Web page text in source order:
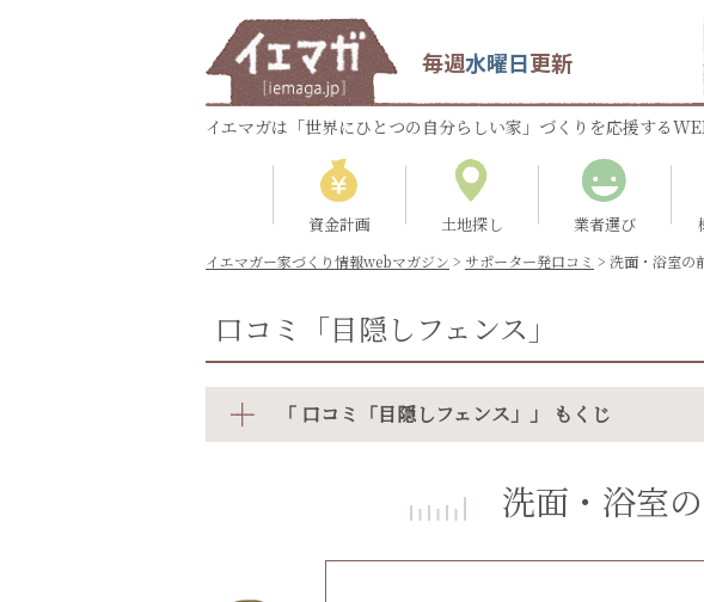
毎週水曜日更新
イエマガは「世界にひとつの自分らしい家」づくりを応援する
資金計画 土地探し 業者選び
イエマガー家づくり情報webマガジン > サポーター発口コミ > 洗面・浴室の
口コミ「目隠しフェンス」
「 口コミ「目隠しフェンス」」 もくじ
洗面・浴室